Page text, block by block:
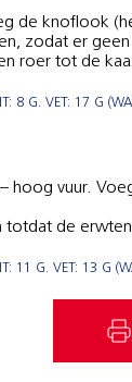
de knoflook
zodat er
roer tot de
8 G. VET: 17 G
vuur.
de
11 G. VET: 13 G